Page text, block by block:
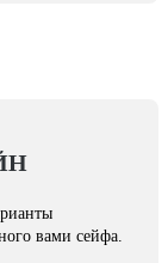
вами сейфа.